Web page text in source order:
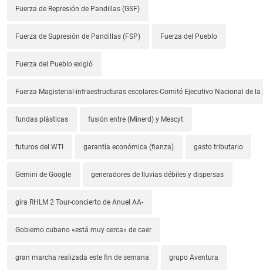
Fuerza de Represión de Pandillas (GSF)
Fuerza de Supresión de Pandillas (FSP) Fuerza del Pueblo
Fuerza del Pueblo exigió
Fuerza Magisterial-infraestructuras escolares-Comité Ejecutivo Nacional de la
fundas plásticas fusión entre (Minerd) y Mescyt
futuros del WTI garantía económica (fianza) gasto tributario
Gemini de Google generadores de lluvias débiles y dispersas
gira RHLM 2 Tour-concierto de Anuel AA-
Gobierno cubano «está muy cerca» de caer
gran marcha realizada este fin de semana grupo Aventura